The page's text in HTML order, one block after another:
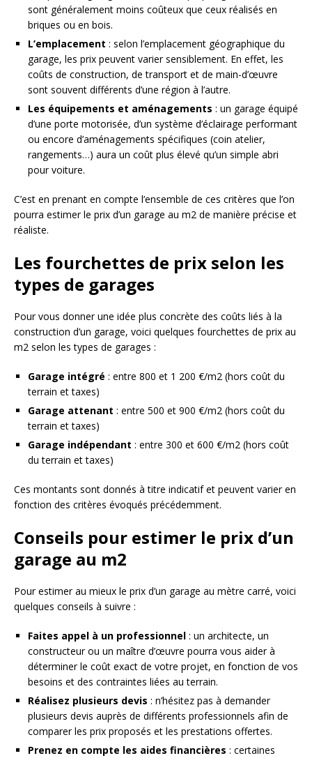
sont généralement moins coûteux que ceux réalisés en
briques ou en bois.
L’emplacement : selon l’emplacement géographique du
garage, les prix peuvent varier sensiblement. En effet, les
coûts de construction, de transport et de main-d’œuvre
sont souvent différents d’une région à l’autre.
Les équipements et aménagements : un garage équipé
d’une porte motorisée, d’un système d’éclairage performant
ou encore d’aménagements spécifiques (coin atelier,
rangements…) aura un coût plus élevé qu’un simple abri
pour voiture.
C’est en prenant en compte l’ensemble de ces critères que l’on
pourra estimer le prix d’un garage au m2 de manière précise et
réaliste.
Les fourchettes de prix selon les
types de garages
Pour vous donner une idée plus concrète des coûts liés à la
construction d’un garage, voici quelques fourchettes de prix au
m2 selon les types de garages :
Garage intégré : entre 800 et 1 200 €/m2 (hors coût du
terrain et taxes)
Garage attenant : entre 500 et 900 €/m2 (hors coût du
terrain et taxes)
Garage indépendant : entre 300 et 600 €/m2 (hors coût
du terrain et taxes)
Ces montants sont donnés à titre indicatif et peuvent varier en
fonction des critères évoqués précédemment.
Conseils pour estimer le prix d’un
garage au m2
Pour estimer au mieux le prix d’un garage au mètre carré, voici
quelques conseils à suivre :
Faites appel à un professionnel : un architecte, un
constructeur ou un maître d’œuvre pourra vous aider à
déterminer le coût exact de votre projet, en fonction de vos
besoins et des contraintes liées au terrain.
Réalisez plusieurs devis : n’hésitez pas à demander
plusieurs devis auprès de différents professionnels afin de
comparer les prix proposés et les prestations offertes.
Prenez en compte les aides financières : certaines